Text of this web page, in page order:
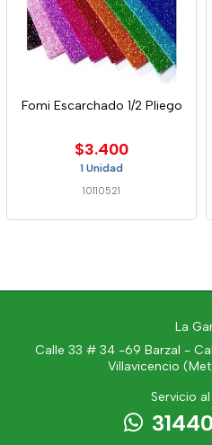
Fomi Escarchado 1/2 Pliego
$3.400
1 Unidad
10110521
La
Calle 33 # 34 -69 Barzal -
Villavicencio
Servicio